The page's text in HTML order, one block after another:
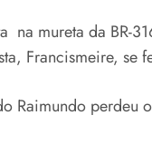
mureta da BR-
Francismeire, se
Raimundo perdeu